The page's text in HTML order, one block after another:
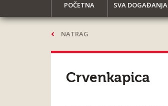
POČETNA SVA DOGAĐANJA
NATRAG
Crvenkapica